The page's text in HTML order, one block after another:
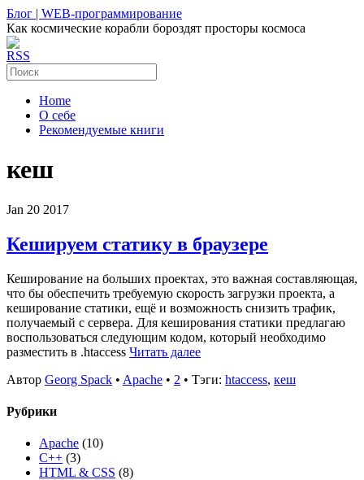
Блог | WEB-программирование
Как космические корабли бороздят просторы космоса
RSS
Home
О себе
Рекомендуемые книги
кеш
Jan 20 2017
Кешируем статику в браузере
Кеширование на больших проектах, это важная составляющая,
что бы обеспечить требуемую скорость загрузки проекта, а
кеширование статики, ещё и возможность снизить трафик,
получаемый с сервера. Для кеширования статики предлагаю
воспользоваться следующим кодом, который необходимо
разместить в .htaccess Читать далее
Автор Georg Spack • Apache • 2 • Тэги: htaccess, кеш
Рубрики
Apache (10)
C++ (3)
HTML & CSS (8)